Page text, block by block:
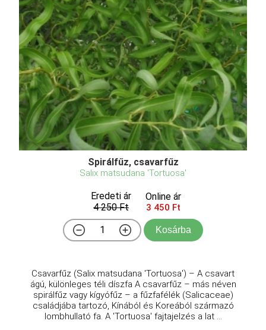
Spirálfűz, csavarfűz
Salix matsudana 'Tortuosa'
Eredeti ár
4 250 Ft
Online ár
3 450 Ft
Kosárba
Csavarfűz (Salix matsudana 'Tortuosa') – A csavart
ágú, különleges téli díszfa A csavarfűz – más néven
spirálfűz vagy kígyófűz – a fűzfafélék (Salicaceae)
családjába tartozó, Kínából és Koreából származó
lombhullató fa. A 'Tortuosa' fajtajelzés a lat ...